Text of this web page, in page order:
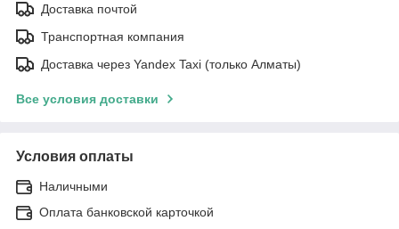
Доставка почтой
Транспортная компания
Доставка через Yandex Taxi (только Алматы)
Все условия доставки
Условия оплаты
Наличными
Оплата банковской карточкой